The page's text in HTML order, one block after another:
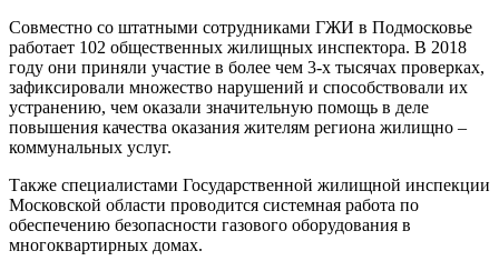
Совместно со штатными сотрудниками ГЖИ в Подмосковье
работает 102 общественных жилищных инспектора. В 2018
году они приняли участие в более чем 3-х тысячах проверках,
зафиксировали множество нарушений и способствовали их
устранению, чем оказали значительную помощь в деле
повышения качества оказания жителям региона жилищно –
коммунальных услуг.
Также специалистами Государственной жилищной инспекции
Московской области проводится системная работа по
обеспечению безопасности газового оборудования в
многоквартирных домах.